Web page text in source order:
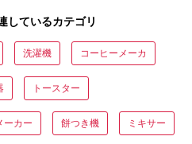
しているカテゴリ
洗濯機 コーヒーメーカ
トースター
ーカー 餅つき機 ミキサー